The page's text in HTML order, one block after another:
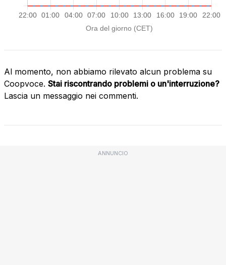
Al momento, non abbiamo rilevato alcun problema su
Coopvoce. Stai riscontrando problemi o un'interruzione?
Lascia un messaggio nei commenti.
ANNUNCIO